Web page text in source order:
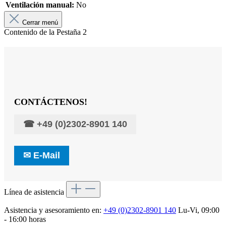
Ventilación manual: No
Cerrar menú
Contenido de la Pestaña 2
CONTÁCTENOS!
☎ +49 (0)2302-8901 140
✉ E-Mail
Línea de asistencia
Asistencia y asesoramiento en: +49 (0)2302-8901 140 Lu-Vi, 09:00
- 16:00 horas